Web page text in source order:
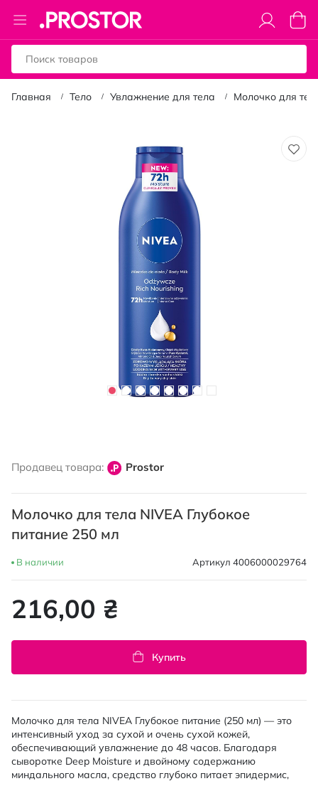
Toggle
Nav
Моя
Главная Тело Увлажнение для тела Молочко для
началу
изображений
Продавец товара: Prostor
Молочко для тела NIVEA Глубокое
питание 250 мл
В наличии Артикул 4006000029764
216,00 ₴
Купить
Молочко для тела NIVEA Глубокое питание (250 мл) — это
интенсивный уход за сухой и очень сухой кожей,
обеспечивающий увлажнение до 48 часов. Благодаря
сыворотке Deep Moisture и двойному содержанию
миндального масла, средство глубоко питает эпидермис,